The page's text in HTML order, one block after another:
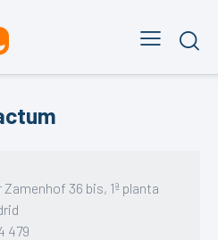
36 bis, 1ª planta
479